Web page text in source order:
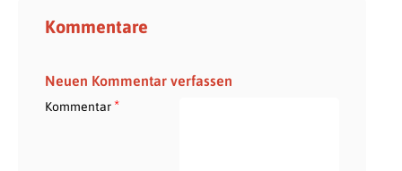
Kommentare
Neuen Kommentar verfassen
Kommentar*